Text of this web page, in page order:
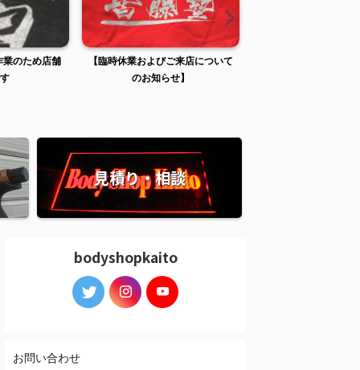
【臨時休業およびご来店について
【臨時休業およびご来店について
見積り・相談
bodyshopkaito
お問い合わせ